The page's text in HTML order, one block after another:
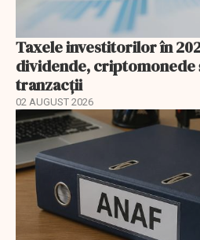
Taxele investitorilor în
dividende, criptomonede
tranzacții
02 AUGUST 2026